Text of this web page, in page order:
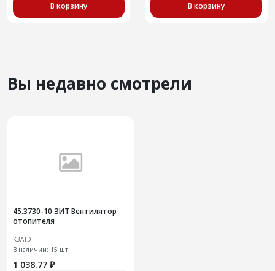
В корзину В корзину
Вы недавно смотрели
45.3730-10 ЗИТ Вентилятор
отопителя
КЗАТЭ
В наличии: 15 шт.
1 038.77 ₽